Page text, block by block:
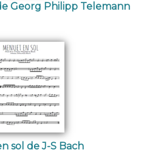
Georg Philipp Telemann
sol de J-S Bach